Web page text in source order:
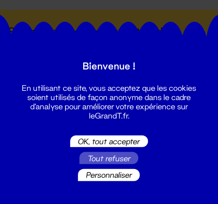
Suivez toutes les actualités du
Bienvenue !
En utilisant ce site, vous acceptez que les cookies
soient utilisés de façon anonyme dans le cadre
d'analyse pour améliorer votre expérience sur
leGrandT.fr.
OK, tout accepter
Tout refuser
Personnaliser